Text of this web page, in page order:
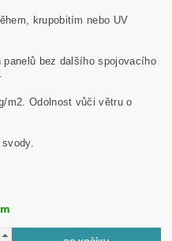
krupobitím nebo UV
bez dalšího spojovacího
m2. Odolnost vůči větru o